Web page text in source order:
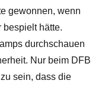
gewonnen, wenn
hätte.
durchschauen
Nur beim DFB
sein, dass die